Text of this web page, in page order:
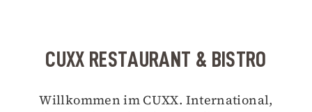
CUXX RESTAURANT & BISTRO
Willkommen im CUXX. International,